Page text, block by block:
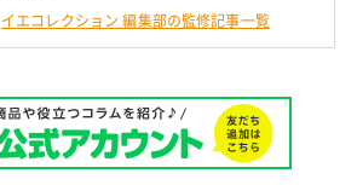
イエコレクション 編集部の監修記事一覧